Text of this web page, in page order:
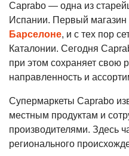
Caprabo — одна из
Испании. Первый магазин
Барселоне, и с тех пор
Каталонии. Сегодня
при этом сохраняет свою
направленность и
Супермаркеты Caprabo
местным продуктам и
производителями. Здесь
регионального